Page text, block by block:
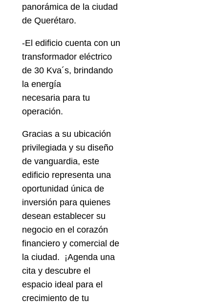
panorámica de la ciudad
de Querétaro.
-El edificio cuenta con un
transformador eléctrico
de 30 Kva´s, brindando
la energía
necesaria para tu
operación.
Gracias a su ubicación
privilegiada y su diseño
de vanguardia, este
edificio representa una
oportunidad única de
inversión para quienes
desean establecer su
negocio en el corazón
financiero y comercial de
la ciudad. ¡Agenda una
cita y descubre el
espacio ideal para el
crecimiento de tu